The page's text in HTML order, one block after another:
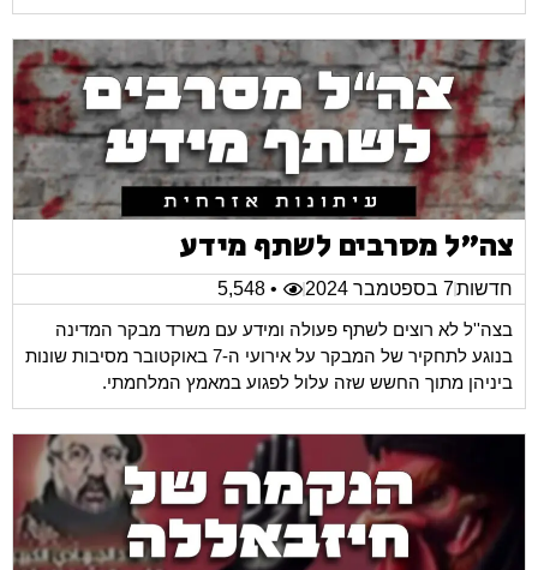
צה"ל מסרבים לשתף מידע
חדשות7 בספטמבר 2024
• 5,548
בצה''ל לא רוצים לשתף פעולה ומידע עם משרד מבקר המדינה
בנוגע לתחקיר של המבקר על אירועי ה-7 באוקטובר מסיבות שונות
ביניהן מתוך החשש שזה עלול לפגוע במאמץ המלחמתי.